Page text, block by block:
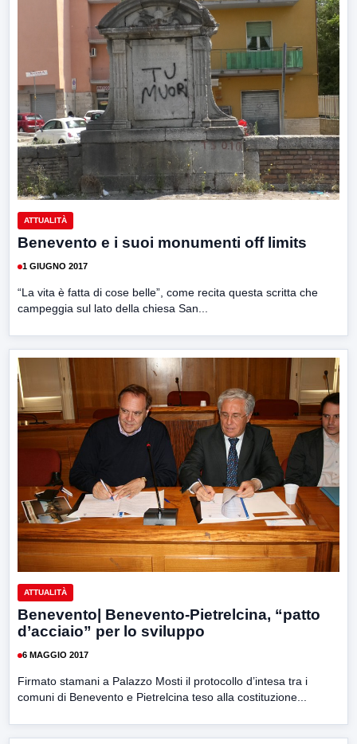
ATTUALITÀ
Benevento e i suoi monumenti off limits
1 GIUGNO 2017
“La vita è fatta di cose belle”, come recita questa scritta che
campeggia sul lato della chiesa San...
ATTUALITÀ
Benevento| Benevento-Pietrelcina, “patto
d’acciaio” per lo sviluppo
6 MAGGIO 2017
Firmato stamani a Palazzo Mosti il protocollo d’intesa tra i
comuni di Benevento e Pietrelcina teso alla costituzione...